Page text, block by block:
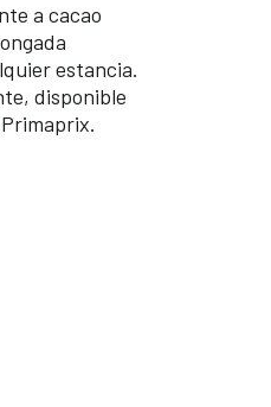
a cacao
estancia.
disponible